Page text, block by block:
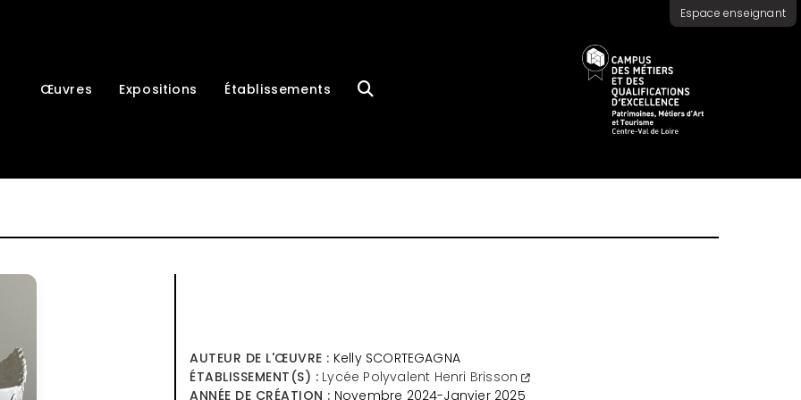
Œuvres Expositions Établissements
Espace enseignant
AUTEUR DE L'ŒUVRE : Kelly SCORTEGAGNA
ÉTABLISSEMENT(S) : Lycée Polyvalent Henri Brisson
ANNÉE DE CRÉATION : Novembre 2024-Janvier 2025